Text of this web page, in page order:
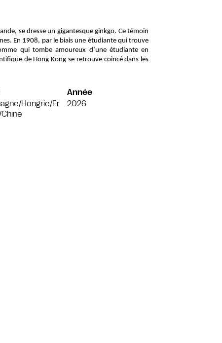
se dresse un gigantesque ginkgo. Ce témoin
En 1908, par le biais une étudiante qui trouve
qui tombe amoureux d’une étudiante en
de Hong Kong se retrouve coincé dans les
Hongrie/Fr
Année
2026